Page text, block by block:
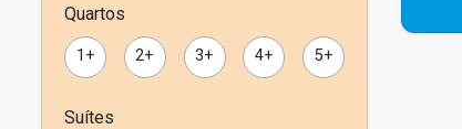
Quartos
1+ 2+ 3+ 4+ 5+
Suítes